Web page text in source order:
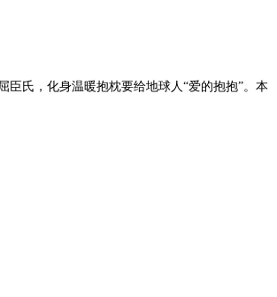
臣氏，化身温暖抱枕要给地球人“爱的抱抱”。本